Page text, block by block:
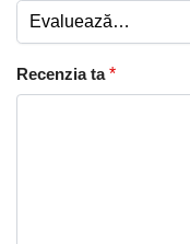
Recenzia ta*